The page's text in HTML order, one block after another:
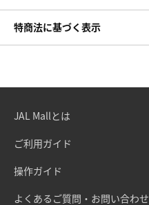
特商法に基づく表示
JAL Mallとは
ご利用ガイド
操作ガイド
よくあるご質問・お問い合わせ